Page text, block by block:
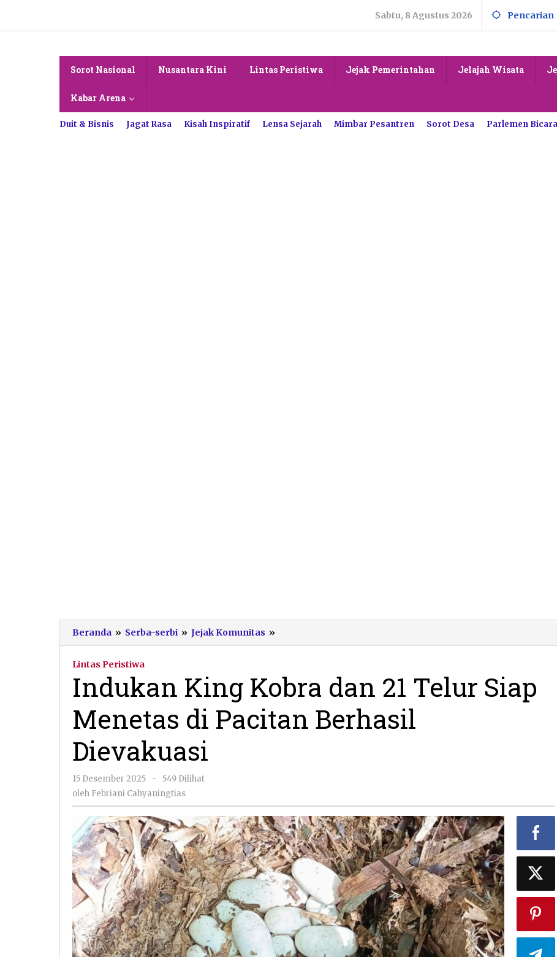
konten
Sabtu, 8 Agustus 2026 Pencarian
Sorot Nasional Nusantara Kini Lintas Peristiwa Jejak Pemerintahan Jelajah Wisata
Kabar Arena
Duit & Bisnis Jagat Rasa Kisah Inspiratif Lensa Sejarah Mimbar Pesantren Sorot Desa Parlemen Bicara
Beranda » Serba-serbi » Jejak Komunitas »
King
21
Telur
Menetas
Lintas Peristiwa
Indukan King Kobra dan 21 Telur Siap
Menetas di Pacitan Berhasil
Dievakuasi
15 Desember 2025
oleh
Febriani
Cahyaningtias
-
549 Dilihat
oleh Febriani Cahyaningtias